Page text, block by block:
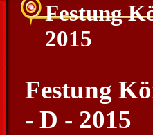
Festung
2015
Festung
- D - 2015